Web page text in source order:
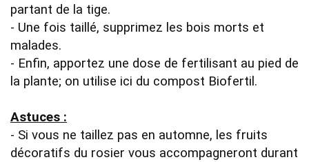
partant de la tige.
- Une fois taillé, supprimez les bois morts et
malades.
- Enfin, apportez une dose de fertilisant au pied de
la plante; on utilise ici du compost Biofertil.
Astuces :
- Si vous ne taillez pas en automne, les fruits
décoratifs du rosier vous accompagneront durant